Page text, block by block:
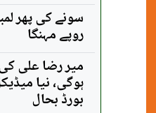
سونے کی پھر
روپے مہنگا
میر رضا علی
ہوگی، نیا
بورڈ بحال